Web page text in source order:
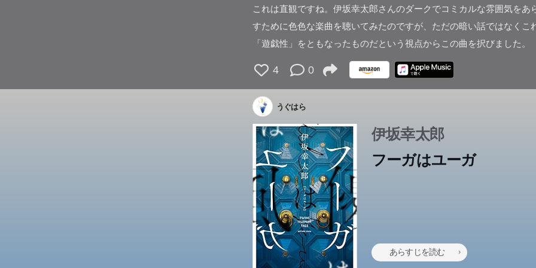
これは直観ですね。伊坂幸太郎さんのダークでコミカルな雰囲気をあ
すために色色な楽曲を聴いてみたのですが、ただの暗い話ではなくこ
「遊戯性」をともなったものだという視点からこの曲を択びました。
4 0
うぐはら
伊坂幸太郎
フーガはユーガ
あらすじを読む